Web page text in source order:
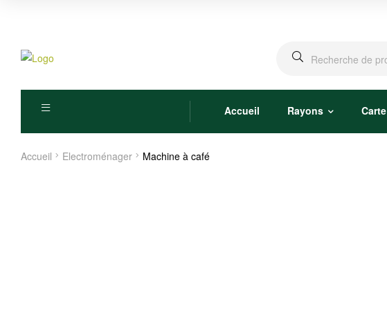
Recherche
Accueil Rayons
Accueil Electroménager Machine à café